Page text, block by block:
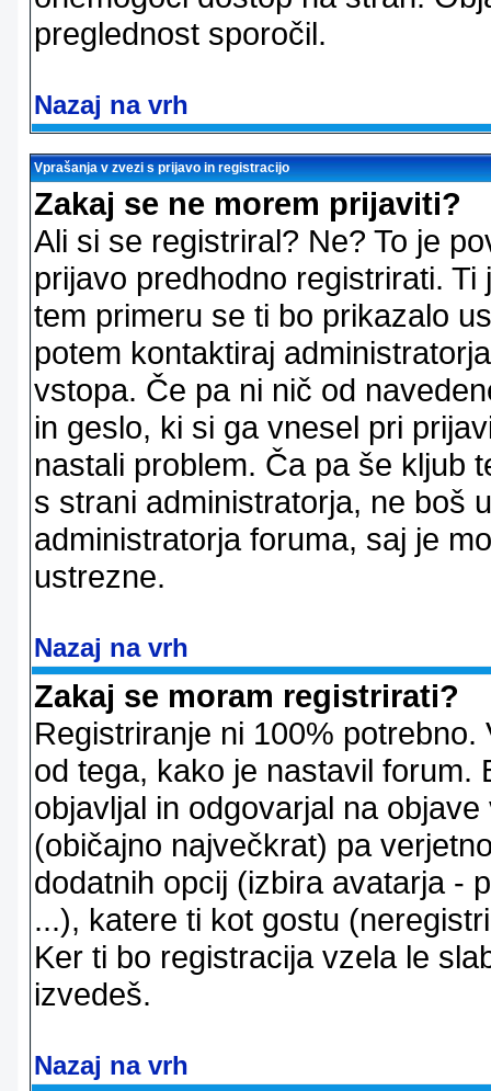
preglednost sporočil.
Nazaj na vrh
Vprašanja v zvezi s prijavo in registracijo
Zakaj se ne morem prijaviti?
Ali si se registriral? Ne? To je
prijavo predhodno registrirati.
tem primeru se ti bo prikazalo
potem kontaktiraj
vstopa. Če pa ni nič od
in geslo, ki si ga vnesel pri
nastali problem. Ča pa še kljub
s strani administratorja, ne boš
administratorja foruma, saj je
ustrezne.
Nazaj na vrh
Zakaj se moram registrirati?
Registriranje ni 100%
od tega, kako je nastavil forum.
objavljal in odgovarjal na
(običajno največkrat) pa
dodatnih opcij (izbira avatarja -
...), katere ti kot gostu
Ker ti bo registracija vzela le
izvedeš.
Nazaj na vrh